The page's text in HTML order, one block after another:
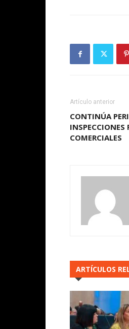
Artículo anterior
CONTINÚA
INSPECCIONES
COMERCIALES
ARTÍCULOS